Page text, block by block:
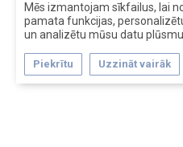
Mēs izmantojam sīkfailus, lai
pamata funkcijas,
un analizētu mūsu datu plūsmu.
Piekrītu Uzzināt vairāk